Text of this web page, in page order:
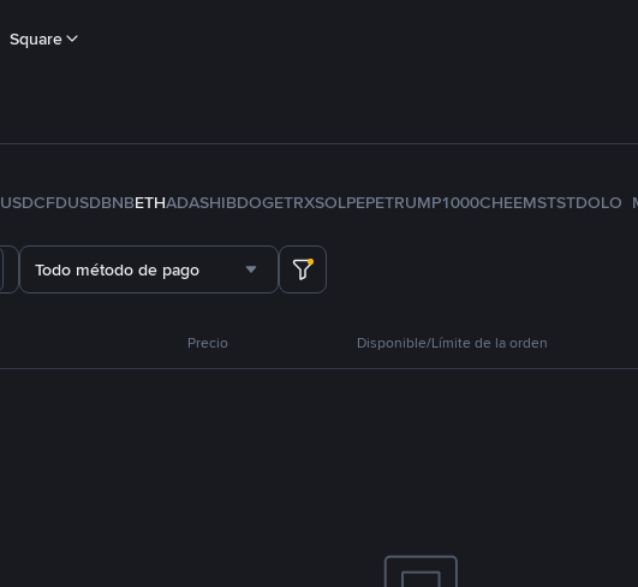
Square
USDCFDUSDBNBETHADASHIBDOGETRXSOLPEPETRUMP1000CHEEMSTSTDOLO
Todo método de pago
Precio Disponible/Límite de la orden